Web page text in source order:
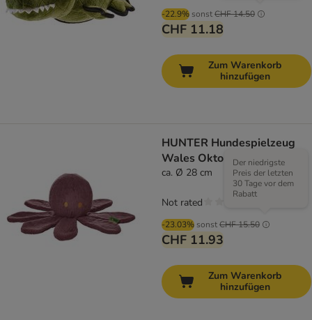
-22.9% sonstCHF 14.50
CHF 11.18
Zum Warenkorb
hinzufügen
HUNTER Hundespielzeug
Wales Oktopus
ca. Ø 28 cm
-23.03% sonstCHF 15.50
Der niedrigste
Preis der letzten
30 Tage vor dem
Rabatt
CHF 11.93
Not rated
Zum Warenkorb
hinzufügen